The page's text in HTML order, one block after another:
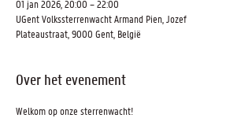
01 jan 2026, 20:00 – 22:00
UGent Volkssterrenwacht Armand Pien, Jozef
Plateaustraat, 9000 Gent, België
Over het evenement
Welkom op onze sterrenwacht!